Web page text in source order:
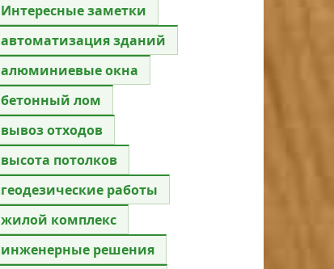
Интересные заметки
автоматизация зданий
алюминиевые окна
бетонный лом
вывоз отходов
высота потолков
геодезические работы
жилой комплекс
инженерные решения